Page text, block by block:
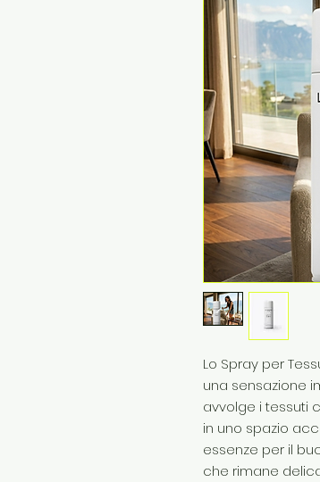
Lo Spray per
una sensazione
avvolge i tessuti
in uno spazio
essenze per il
che rimane